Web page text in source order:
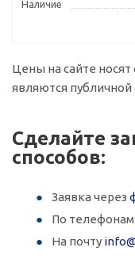
Наличие
Цены на сайте
являются
Сделайте
способов:
Заявка через
По телефонам
На почту